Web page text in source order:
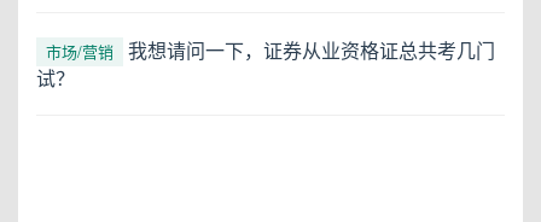
市场/营销
我想请问一下，证券从业资格证总共考几门
试？